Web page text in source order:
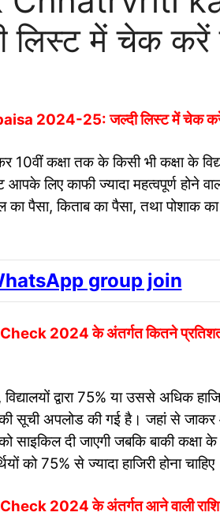
में चेक करें
2024-25: जल्दी लिस्ट में चेक
10वीं कक्षा तक के किसी भी कक्षा के
लिए काफी ज्यादा महत्वपूर्ण होने
का पैसा, किताब का पैसा, तथा पोशाक
group join
2024 के अंतर्गत कितने प्रतिशत
द्वारा 75% या उससे अधिक
की सूची अपलोड की गई है। जहां से
साइकिल दी जाएगी जबकि बाकी कक्षा
को 75% से ज्यादा हाजिरी होना चाहिए
2024 के अंतर्गत आने वाली राशि